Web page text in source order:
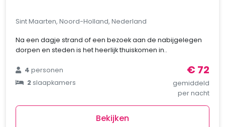
Sint Maarten, Noord-Holland, Nederland
Na een dagje strand of een bezoek aan de nabijgelegen
dorpen en steden is het heerlijk thuiskomen in..
4personen
2slaapkamers
€ 72
gemiddeld
per nacht
Bekijken